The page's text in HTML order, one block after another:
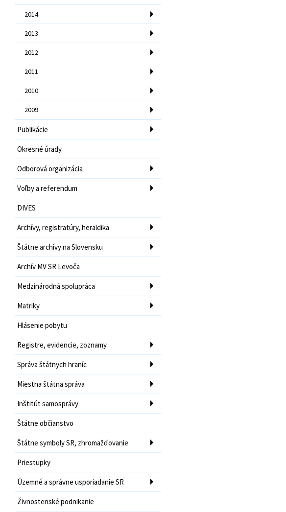
2014
2013
2012
2011
2010
2009
Publikácie
Okresné úrady
Odborová organizácia
Voľby a referendum
DIVES
Archívy, registratúry, heraldika
Štátne archívy na Slovensku
Archív MV SR Levoča
Medzinárodná spolupráca
Matriky
Hlásenie pobytu
Registre, evidencie, zoznamy
Správa štátnych hraníc
Miestna štátna správa
Inštitút samosprávy
Štátne občianstvo
Štátne symboly SR, zhromažďovanie
Priestupky
Územné a správne usporiadanie SR
Živnostenské podnikanie